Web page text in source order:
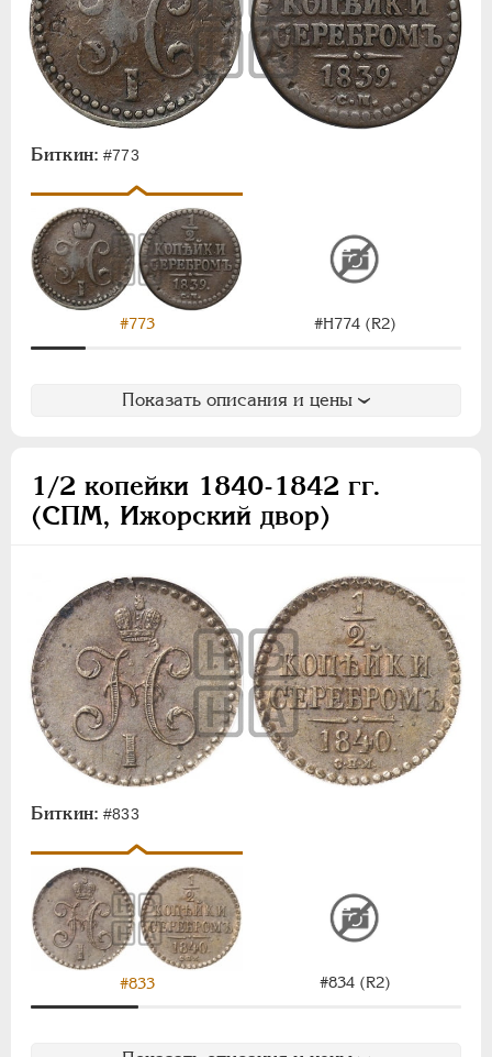
Биткин: #773
#773 #Н774 (R2)
Показать описания и цены
1/2 копейки 1840-1842 гг.
(СПМ, Ижорский двор)
Биткин: #833
#833 #834 (R2)